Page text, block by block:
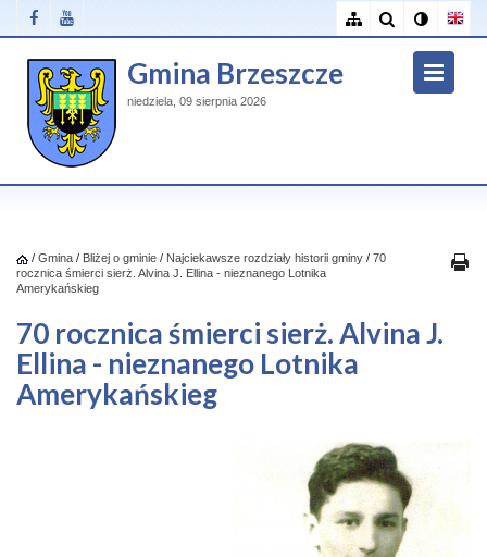
Gmina Brzeszcze
niedziela, 09 sierpnia 2026
/ Gmina / Bliżej o gminie / Najciekawsze rozdziały historii gminy / 70
rocznica śmierci sierż. Alvina J. Ellina - nieznanego Lotnika
Amerykańskieg
70 rocznica śmierci sierż. Alvina J.
Ellina - nieznanego Lotnika
Amerykańskieg